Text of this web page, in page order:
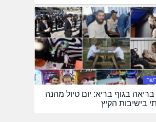
בגוף בריא: יום טיול מהנה
בישיבות הקיץ